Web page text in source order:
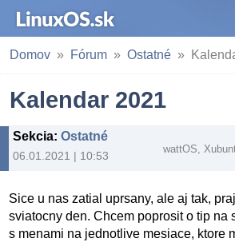
Domov Fórum Ostatné
Kalendar 2021
Sekcia: Ostatné
06.01.2021 | 10:53
wattOS,
Sice u nas zatial uprsany, ale aj tak,
sviatocny den. Chcem poprosit o tip na
s menami na jednotlive mesiace, ktore